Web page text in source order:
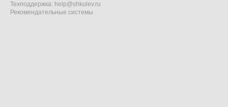
Техподдержка: help@shkulev.ru
Рекомендательные системы